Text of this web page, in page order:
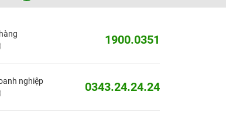
1900.0351
nghiệp
0343.24.24.24